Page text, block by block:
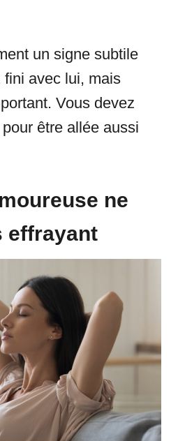
un signe subtile
avec lui, mais
Vous devez
être allée aussi
ne
effrayant